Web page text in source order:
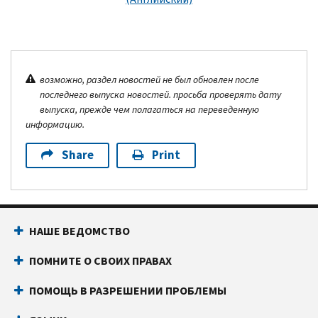
возможно, раздел новостей не был обновлен после
последнего выпуска новостей. просьба проверять дату
выпуска, прежде чем полагаться на переведенную
информацию.
Share Print
НАШЕ ВЕДОМСТВО
ПОМНИТЕ О СВОИХ ПРАВАХ
ПОМОЩЬ В РАЗРЕШЕНИИ ПРОБЛЕМЫ